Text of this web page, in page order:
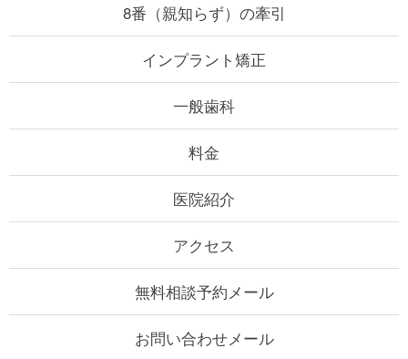
8番（親知らず）の牽引
インプラント矯正
一般歯科
料金
医院紹介
アクセス
無料相談予約メール
お問い合わせメール